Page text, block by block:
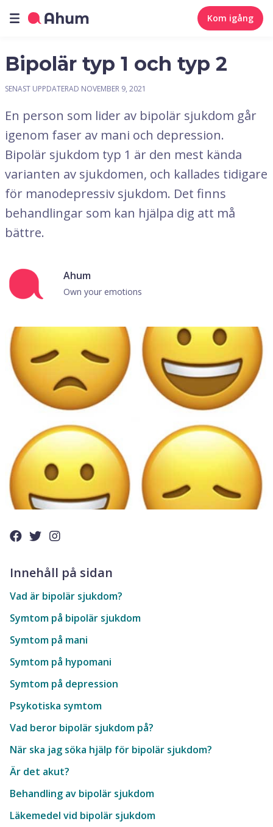
Kom igång
Bipolär typ 1 och typ 2
SENAST UPPDATERAD NOVEMBER 9, 2021
En person som lider av bipolär sjukdom går
igenom faser av mani och depression.
Bipolär sjukdom typ 1 är den mest kända
varianten av sjukdomen, och kallades tidigare
för manodepressiv sjukdom. Det finns
behandlingar som kan hjälpa dig att må
bättre.
Ahum
Own your emotions
Innehåll på sidan
Vad är bipolär sjukdom?
Symtom på bipolär sjukdom
Symtom på mani
Symtom på hypomani
Symtom på depression
Psykotiska symtom
Vad beror bipolär sjukdom på?
När ska jag söka hjälp för bipolär sjukdom?
Är det akut?
Behandling av bipolär sjukdom
Läkemedel vid bipolär sjukdom